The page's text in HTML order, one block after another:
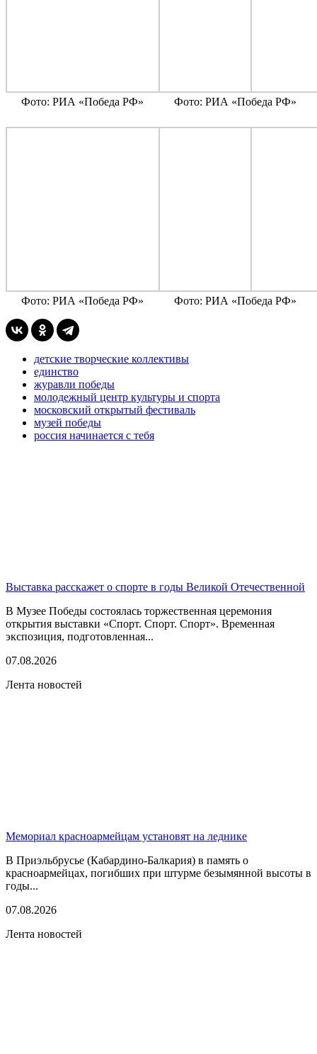
Фото: РИА «Победа РФ» Фото: РИА «Победа РФ»
Фото: РИА «Победа РФ» Фото: РИА «Победа РФ»
детские творческие коллективы
единство
журавли победы
молодежный центр культуры и спорта
московский открытый фестиваль
музей победы
россия начинается с тебя
Выставка расскажет о спорте в годы Великой Отечественной
В Музее Победы состоялась торжественная церемония
открытия выставки «Спорт. Спорт. Спорт». Временная
экспозиция, подготовленная...
07.08.2026
Лента новостей
Мемориал красноармейцам установят на леднике
В Приэльбрусье (Кабардино-Балкария) в память о
красноармейцах, погибших при штурме безымянной высоты в
годы...
07.08.2026
Лента новостей